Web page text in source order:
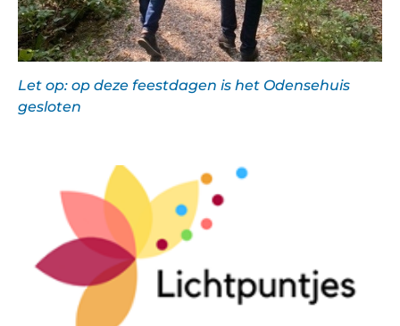
Let op: op deze feestdagen is het Odensehuis
gesloten